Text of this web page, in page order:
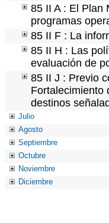
85 II A : El Plan
programas
85 II F : La
85 II H : Las
evaluación de
85 II J : Previo
Fortalecimiento
destinos
Julio
Agosto
Septiembre
Octubre
Noviembre
Diciembre